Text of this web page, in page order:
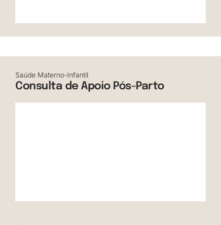
Saúde Materno-Infantil
Consulta de Apoio Pós-Parto